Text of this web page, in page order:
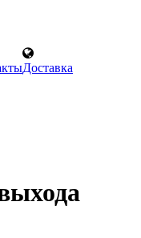
Доставка